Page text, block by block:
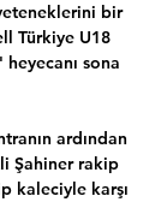
bir
Türkiye U18
sona
ardından
Şahiner rakip
kaleciyle karşı